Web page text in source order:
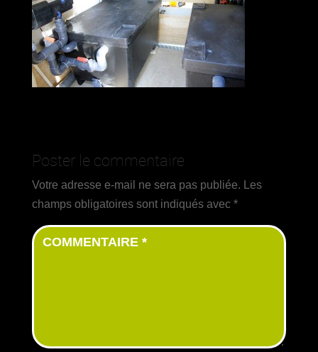
Poster le commentaire
Votre adresse e-mail ne sera pas publiée.
Les
champs obligatoires sont indiqués avec *